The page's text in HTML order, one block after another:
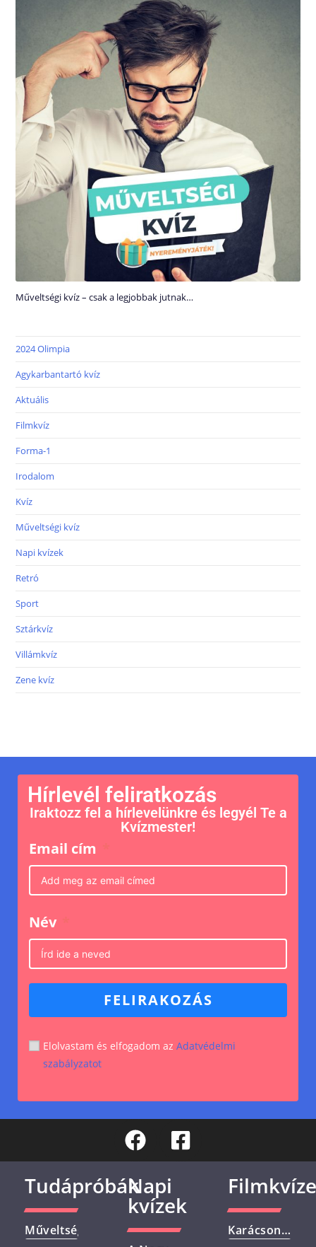
Műveltségi kvíz – csak a legjobbak jutnak…
2024 Olimpia
Agykarbantartó kvíz
Aktuális
Filmkvíz
Forma-1
Irodalom
Kvíz
Műveltségi kvíz
Napi kvízek
Retró
Sport
Sztárkvíz
Villámkvíz
Zene kvíz
Hírlevél feliratkozás
Iraktozz fel a hírlevelünkre és legyél Te a
Kvízmester!
Email cím
Név
FELIRAKOZÁS
Elolvastam és elfogadom az Adatvédelmi
szabályzatot
Tudápróbák
Műveltségi
Napi
kvízek
Karácsonyi